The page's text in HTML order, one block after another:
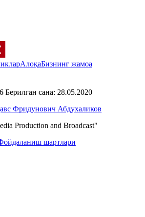
АлоқаБизнинг жамоа
сана: 28.05.2020
Фридунович Абдухаликов
Production and Broadcast"
шартлари